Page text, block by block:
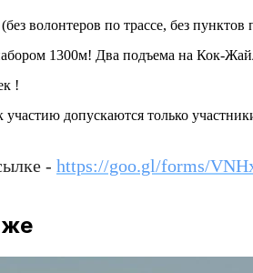
волонтеров по трассе, без пунктов
1300м! Два подъема на Кок-
!
участию допускаются только
- https://goo.gl/forms/
же